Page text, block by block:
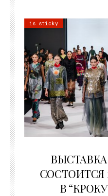
is sticky
СОСТОИТСЯ
В